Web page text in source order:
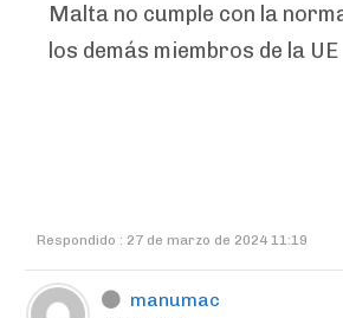
Malta no cumple con la
los demás miembros de la UE
Respondido : 27 de marzo de 2024 11:19
manumac